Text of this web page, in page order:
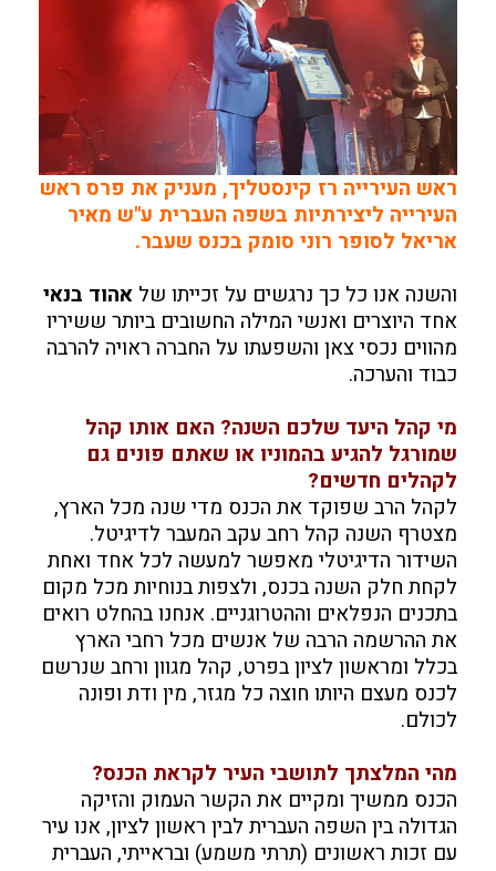
ראש העירייה רז קינסטליך, מעניק את פרס ראש
העירייה ליצירתיות בשפה העברית ע"ש מאיר
אריאל לסופר רוני סומק בכנס שעבר.
והשנה אנו כל כך נרגשים על זכייתו שלאהוד בנאי
אחד היוצרים ואנשי המילה החשובים ביותר ששיריו
מהווים נכסי צאן והשפעתו על החברה ראויה להרבה
כבוד והערכה.
מי קהל היעד שלכם השנה? האם אותו קהל
שמורגל להגיע בהמוניו או שאתם פונים גם
לקהלים חדשים?
לקהל הרב שפוקד את הכנס מדי שנה מכל הארץ,
מצטרף השנה קהל רחב עקב המעבר לדיגיטל.
השידור הדיגיטלי מאפשר למעשה לכל אחד ואחת
לקחת חלק השנה בכנס, ולצפות בנוחיות מכל מקום
בתכנים הנפלאים וההטרוגניים. אנחנו בהחלט רואים
את ההרשמה הרבה של אנשים מכל רחבי הארץ
בכלל ומראשון לציון בפרט, קהל מגוון ורחב שנרשם
לכנס מעצם היותו חוצה כל מגזר, מין ודת ופונה
לכולם.
מהי המלצתך לתושבי העיר לקראת הכנס?
הכנס ממשיך ומקיים את הקשר העמוק והזיקה
הגדולה בין השפה העברית לבין ראשון לציון, אנו עיר
עם זכות ראשונים (תרתי משמע) ובראייתי, העברית